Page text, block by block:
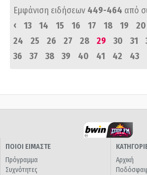
Εμφάνιση ειδήσεων 449-464 από
‹
13 14 15 16 17 18 19 20
24
25 26 27 28 29 30 31
36
37 38 39 40 41 42 43
ΠΟΙΟΙ ΕΙΜΑΣΤΕ
Πρόγραμμα
Συχνότητες
Αρχική